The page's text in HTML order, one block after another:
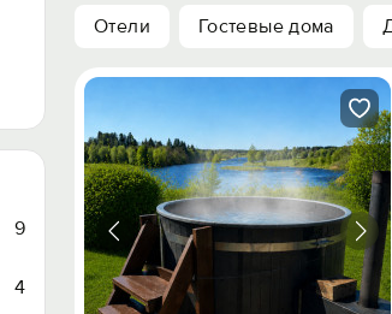
9
4
Отели Гостевые дома